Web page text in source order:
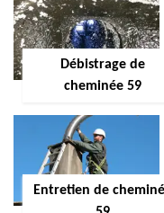
Débistrage de
cheminée 59
Entretien de